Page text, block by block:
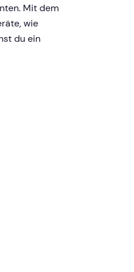
Mit dem
wie
du ein